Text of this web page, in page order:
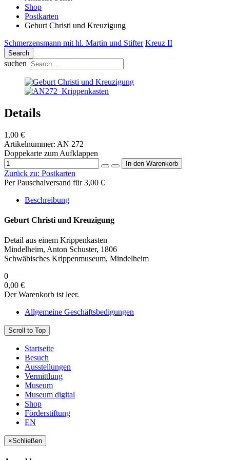
Shop
Postkarten
Geburt Christi und Kreuzigung
Schmerzensmann mit hl. Martin und Stifter Kreuz II
Search
suchen
Details
1,00 €
Artikelnummer: AN 272
Doppekarte zum Aufklappen
Zurück zu: Postkarten
Per Pauschalversand für 3,00 €
Beschreibung
Geburt Christi und Kreuzigung
Detail aus einem Krippenkasten
Mindelheim, Anton Schuster, 1806
Schwäbisches Krippenmuseum, Mindelheim
0
0,00 €
Der Warenkorb ist leer.
Allgemeine Geschäftsbedigungen
Scroll to Top
Startseite
Besuch
Ausstellungen
Vermittlung
Museum
Museum digital
Shop
Förderstiftung
EN
×Schließen